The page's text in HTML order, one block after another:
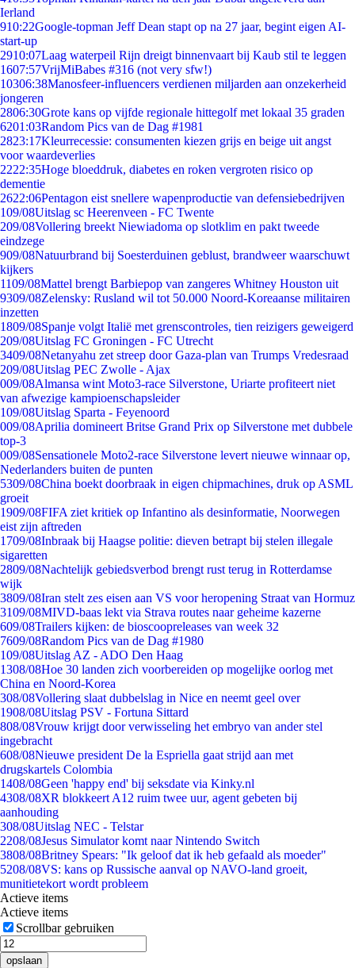
Ierland
910:22Google-topman Jeff Dean stapt op na 27 jaar, begint eigen AI-
start-up
2910:07Laag waterpeil Rijn dreigt binnenvaart bij Kaub stil te leggen
1607:57VrijMiBabes #316 (not very sfw!)
10306:38Manosfeer-influencers verdienen miljarden aan onzekerheid
jongeren
2806:30Grote kans op vijfde regionale hittegolf met lokaal 35 graden
6201:03Random Pics van de Dag #1981
2823:17Kleurrecessie: consumenten kiezen grijs en beige uit angst
voor waardeverlies
2222:35Hoge bloeddruk, diabetes en roken vergroten risico op
dementie
2622:06Pentagon eist snellere wapenproductie van defensiebedrijven
109/08Uitslag sc Heerenveen - FC Twente
209/08Vollering breekt Niewiadoma op slotklim en pakt tweede
eindzege
909/08Natuurbrand bij Soesterduinen geblust, brandweer waarschuwt
kijkers
1109/08Mattel brengt Barbiepop van zangeres Whitney Houston uit
9309/08Zelensky: Rusland wil tot 50.000 Noord-Koreaanse militairen
inzetten
1809/08Spanje volgt Italië met grenscontroles, tien reizigers geweigerd
209/08Uitslag FC Groningen - FC Utrecht
3409/08Netanyahu zet streep door Gaza-plan van Trumps Vredesraad
209/08Uitslag PEC Zwolle - Ajax
009/08Almansa wint Moto3-race Silverstone, Uriarte profiteert niet
van afwezige kampioenschapsleider
109/08Uitslag Sparta - Feyenoord
009/08Aprilia domineert Britse Grand Prix op Silverstone met dubbele
top-3
009/08Sensationele Moto2-race Silverstone levert nieuwe winnaar op,
Nederlanders buiten de punten
5309/08China boekt doorbraak in eigen chipmachines, druk op ASML
groeit
1909/08FIFA ziet kritiek op Infantino als desinformatie, Noorwegen
eist zijn aftreden
1709/08Inbraak bij Haagse politie: dieven betrapt bij stelen illegale
sigaretten
2809/08Nachtelijk gebiedsverbod brengt rust terug in Rotterdamse
wijk
3809/08Iran stelt zes eisen aan VS voor heropening Straat van Hormuz
3109/08MIVD-baas lekt via Strava routes naar geheime kazerne
609/08Trailers kijken: de bioscoopreleases van week 32
7609/08Random Pics van de Dag #1980
109/08Uitslag AZ - ADO Den Haag
1308/08Hoe 30 landen zich voorbereiden op mogelijke oorlog met
China en Noord-Korea
308/08Vollering slaat dubbelslag in Nice en neemt geel over
1908/08Uitslag PSV - Fortuna Sittard
808/08Vrouw krijgt door verwisseling het embryo van ander stel
ingebracht
608/08Nieuwe president De la Espriella gaat strijd aan met
drugskartels Colombia
1408/08Geen 'happy end' bij seksdate via Kinky.nl
4308/08XR blokkeert A12 ruim twee uur, agent gebeten bij
aanhouding
308/08Uitslag NEC - Telstar
2208/08Jesus Simulator komt naar Nintendo Switch
3808/08Britney Spears: "Ik geloof dat ik heb gefaald als moeder"
5208/08VS: kans op Russische aanval op NAVO-land groeit,
munitietekort wordt probleem
Actieve items
Actieve items
Scrollbar gebruiken
opslaan